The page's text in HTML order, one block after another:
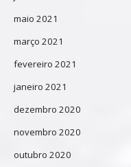
maio 2021
março 2021
fevereiro 2021
janeiro 2021
dezembro 2020
novembro 2020
outubro 2020